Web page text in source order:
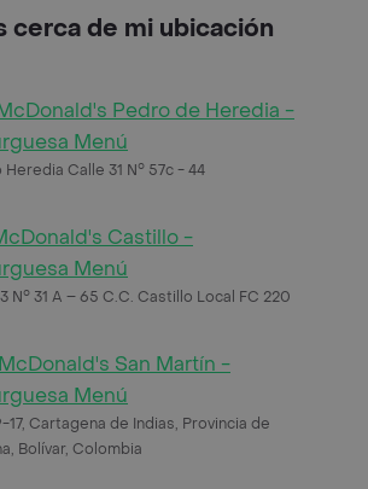
cerca de mi ubicación
Pedro de Heredia -
Menú
Heredia Calle 31 N° 57c - 44
Castillo -
Menú
N° 31 A – 65 C.C. Castillo Local FC 220
San Martín -
Menú
Cartagena de Indias, Provincia de
Bolívar, Colombia